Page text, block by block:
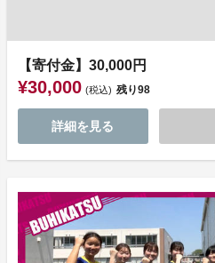
【寄付金】30,000円
¥30,000 (税込) 残り98
詳細を見る